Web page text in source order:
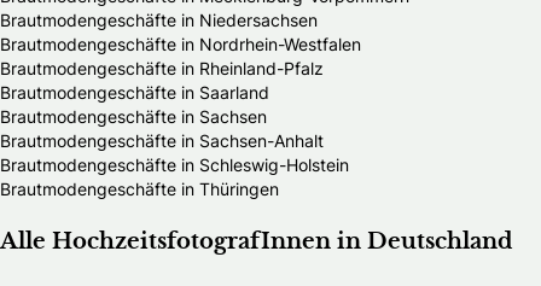
Brautmodengeschäfte in Niedersachsen
Brautmodengeschäfte in Nordrhein-Westfalen
Brautmodengeschäfte in Rheinland-Pfalz
Brautmodengeschäfte in Saarland
Brautmodengeschäfte in Sachsen
Brautmodengeschäfte in Sachsen-Anhalt
Brautmodengeschäfte in Schleswig-Holstein
Brautmodengeschäfte in Thüringen
Alle HochzeitsfotografInnen in Deutschland